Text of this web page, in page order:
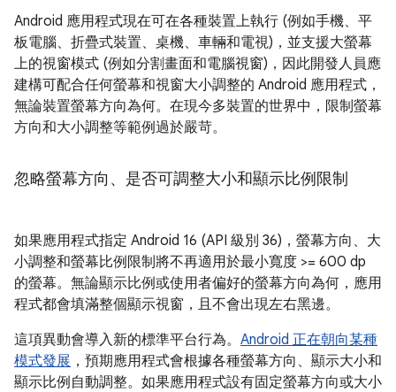
Android 應用程式現在可在各種裝置上執行 (例如手機、平
板電腦、折疊式裝置、桌機、車輛和電視)，並支援大螢幕
上的視窗模式 (例如分割畫面和電腦視窗)，因此開發人員應
建構可配合任何螢幕和視窗大小調整的 Android 應用程式，
無論裝置螢幕方向為何。在現今多裝置的世界中，限制螢幕
方向和大小調整等範例過於嚴苛。
忽略螢幕方向、是否可調整大小和顯示比例限制
如果應用程式指定 Android 16 (API 級別 36)，螢幕方向、大
小調整和螢幕比例限制將不再適用於最小寬度 >= 600 dp
的螢幕。無論顯示比例或使用者偏好的螢幕方向為何，應用
程式都會填滿整個顯示視窗，且不會出現左右黑邊。
這項異動會導入新的標準平台行為。 Android 正在朝向某種
模式發展 ，預期應用程式會根據各種螢幕方向、顯示大小和
顯示比例自動調整。如果應用程式設有固定螢幕方向或大小